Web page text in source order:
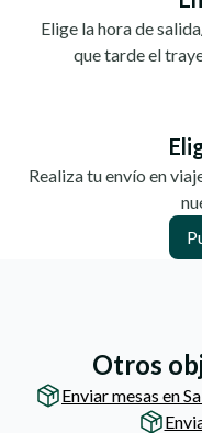
Elige la hora de
que tarde el
Realiza tu envío en
Otros
Enviar mesas en